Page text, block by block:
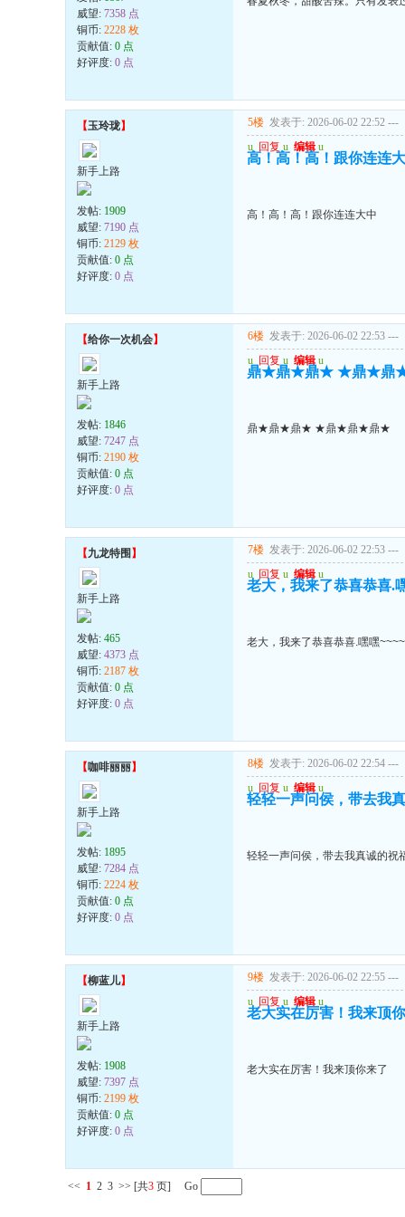
威望: 7358 点
铜币: 2228 枚
贡献值: 0 点
好评度: 0 点
【玉玲珑】
新手上路
发帖: 1909
威望: 7190 点
铜币: 2129 枚
贡献值: 0 点
好评度: 0 点
5楼 发表于: 2026-06-02 22:52 ---
u 回复 u 编辑 u
高！高！高！跟你连连
高！高！高！跟你连连大中
【给你一次机会】
新手上路
发帖: 1846
威望: 7247 点
铜币: 2190 枚
贡献值: 0 点
好评度: 0 点
6楼 发表于: 2026-06-02 22:53 ---
u 回复 u 编辑 u
鼎★鼎★鼎★ ★鼎★鼎
鼎★鼎★鼎★ ★鼎★鼎★鼎★
【九龙特围 】
新手上路
发帖: 465
威望: 4373 点
铜币: 2187 枚
贡献值: 0 点
好评度: 0 点
7楼 发表于: 2026-06-02 22:53 ---
u 回复 u 编辑 u
老大，我来了恭喜恭喜.
老大，我来了恭喜恭喜.嘿嘿
【咖啡丽丽】
新手上路
发帖: 1895
威望: 7284 点
铜币: 2224 枚
贡献值: 0 点
好评度: 0 点
8楼 发表于: 2026-06-02 22:54 ---
u 回复 u 编辑 u
轻轻一声问侯，带去我
轻轻一声问侯，带去我真诚的祝
【柳蓝儿】
新手上路
发帖: 1908
威望: 7397 点
铜币: 2199 枚
贡献值: 0 点
好评度: 0 点
9楼 发表于: 2026-06-02 22:55 ---
u 回复 u 编辑 u
老大实在厉害！我来顶
老大实在厉害！我来顶你来了
<< 1 2 3 >> [共3 页] Go